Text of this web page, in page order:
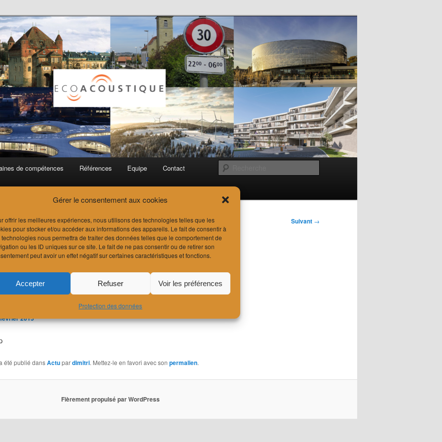
Gérer le consentement aux cookies
offrir les meilleures expériences, nous utilisons des technologies telles que les
pour stocker et/ou accéder aux informations des appareils. Le fait de consentir à
technologies nous permettra de traiter des données telles que le comportement de
ou les ID uniques sur ce site. Le fait de ne pas consentir ou de retirer son
peut avoir un effet négatif sur certaines caractéristiques et fonctions.
Accepter Refuser Voir les préférences
Protection des données
SA
de compétences Références Equipe Contact
Suivant →
de la Concorde,
près-Renens
2015
été publié dansActupardimitri. Mettez-le en favori avec son permalien.
Fièrement propulsé par WordPress